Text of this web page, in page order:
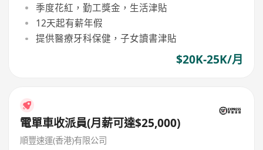
季度花紅，勤工獎金，生活津貼
12天起有薪年假
提供醫療牙科保健，子女讀書津貼
$20K-25K/月
電單車收派員(月薪可達$25,000)
順豐速運(香港)有限公司